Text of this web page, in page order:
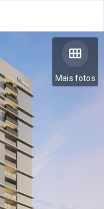
Mais fotos